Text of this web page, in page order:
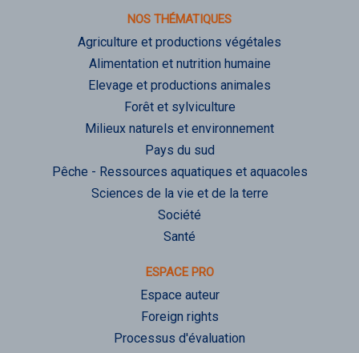
NOS THÉMATIQUES
Agriculture et productions végétales
Alimentation et nutrition humaine
Elevage et productions animales
Forêt et sylviculture
Milieux naturels et environnement
Pays du sud
Pêche - Ressources aquatiques et aquacoles
Sciences de la vie et de la terre
Société
Santé
ESPACE PRO
Espace auteur
Foreign rights
Processus d'évaluation